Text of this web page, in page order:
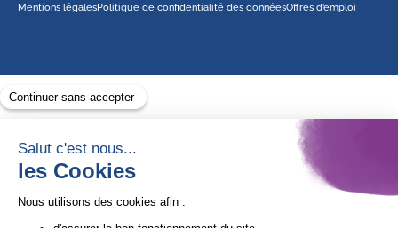
Mentions légalesPolitique de confidentialité des donnéesOffres d’emploi